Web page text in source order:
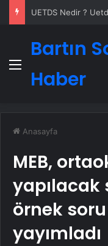
Menü
Bartın
Haber
Anasayfa
MEB,
yapılacak
örnek soru
yayımladı